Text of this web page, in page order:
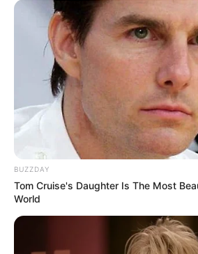
Joyfully growing
BUZZDAY
Tom Cruise's Daughter Is The Most
World